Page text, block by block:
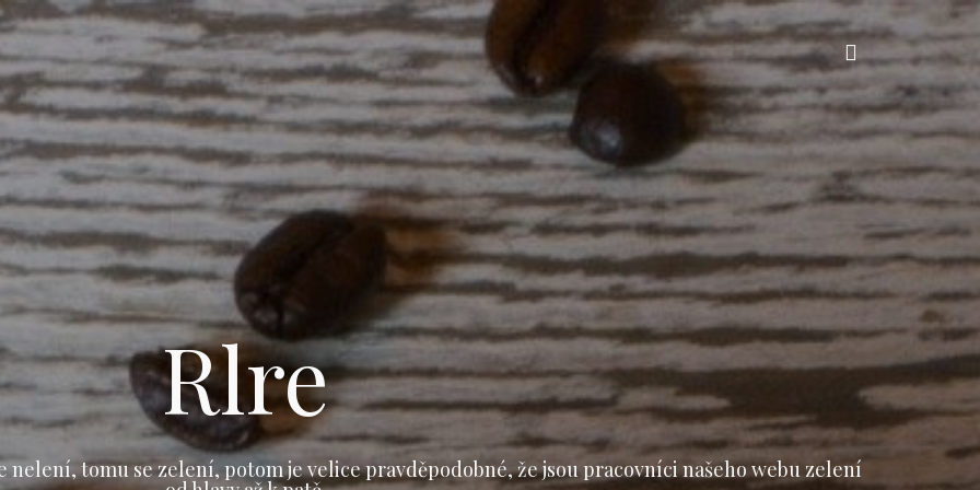
Vyhledávání
Rlre
nelení, tomu se zelení, potom je velice pravděpodobné, že jsou pracovníci našeho webu zelení